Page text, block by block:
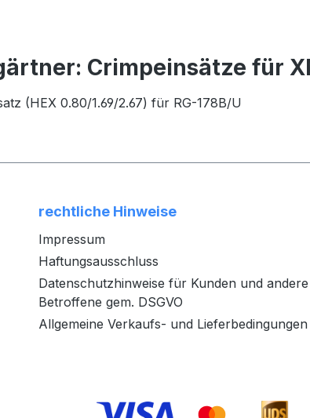
Crimpeinsätze für
(HEX 0.80/1.69/2.67) für RG-178B/U
rechtliche Hinweise
Impressum
Haftungsausschluss
Datenschutzhinweise für Kunden und andere
Betroffene gem. DSGVO
Allgemeine Verkaufs- und Lieferbedingungen